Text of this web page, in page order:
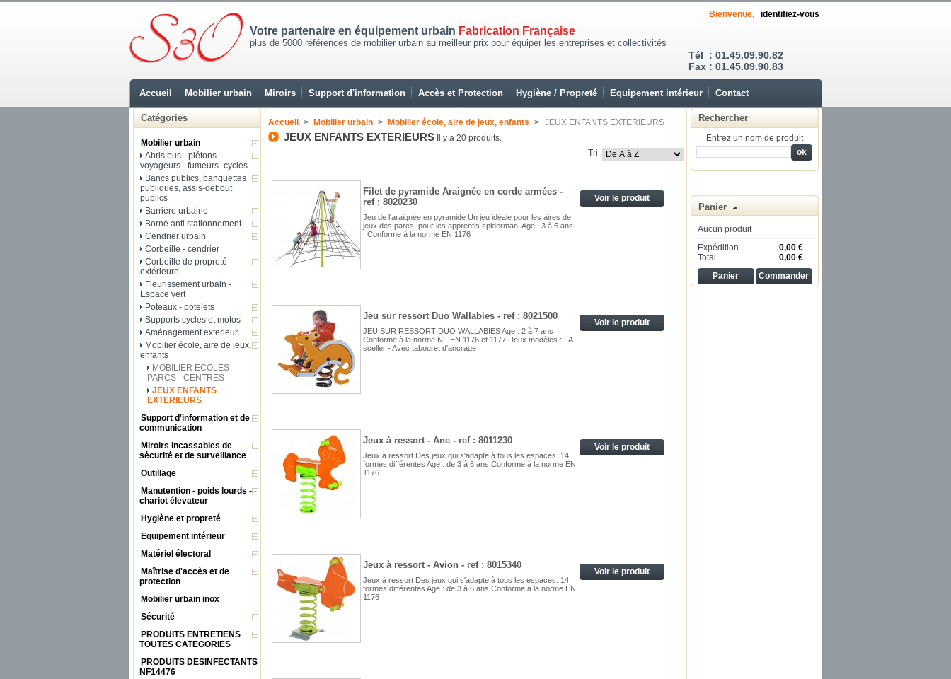
Votre partenaire en équipement urbain Fabrication Française
plus de 5000 références de mobilier urbain au meilleur prix pour équiper les entreprises et collectivités
Tél : 01.45.09.90.82
Fax : 01.45.09.90.83
Bienvenue, identifiez-vous
Accueil Mobilier urbain Miroirs Support d'information Accès et Protection Hygiène / Propreté Equipement intérieur Contact
Catégories
Mobilier urbain
Abris bus - piétons -
voyageurs - fumeurs- cycles
Bancs publics, banquettes
publiques, assis-debout
publics
Barrière urbaine
Borne anti stationnement
Cendrier urbain
Corbeille - cendrier
Corbeille de propreté
extérieure
Fleurissement urbain -
Espace vert
Poteaux - potelets
Supports cycles et motos
Aménagement exterieur
Mobilier école, aire de jeux,
enfants
MOBILIER ECOLES -
PARCS - CENTRES
JEUX ENFANTS
EXTERIEURS
Support d'information et de
communication
Miroirs incassables de
sécurité et de surveillance
Outillage
Manutention - poids lourds -
chariot élevateur
Hygiène et propreté
Equipement intérieur
Matériel électoral
Maîtrise d'accès et de
protection
Mobilier urbain inox
Sécurité
PRODUITS ENTRETIENS
TOUTES CATEGORIES
PRODUITS DESINFECTANTS
NF14476
Accueil > Mobilier urbain > Mobilier école, aire de jeux, enfants > JEUX ENFANTS EXTERIEURS
JEUX ENFANTS EXTERIEURS
Il y a 20 produits.
Tri
Filet de pyramide Araignée en corde armées -
ref : 8020230
Jeu de l'araignée en pyramide Un jeu idéale pour les aires de
jeux des parcs, pour les apprentis spiderman. Age : 3 à 6 ans
Conforme à la norme EN 1176
Voir le produit
Jeu sur ressort Duo Wallabies - ref : 8021500
JEU SUR RESSORT DUO WALLABIES Age : 2 à 7 ans
Conforme à la norme NF EN 1176 et 1177 Deux modèles : - A
sceller - Avec tabouret d'ancrage
Voir le produit
Jeux à ressort - Ane - ref : 8011230
Jeux à ressort Des jeux qui s'adapte à tous les espaces. 14
formes différentes Age : de 3 à 6 ans.Conforme à la norme EN
1176
Voir le produit
Jeux à ressort - Avion - ref : 8015340
Jeux à ressort Des jeux qui s'adapte à tous les espaces. 14
formes différentes Age : de 3 à 6 ans.Conforme à la norme EN
1176
Voir le produit
Rechercher
Entrez un nom de produit
Panier
Aucun produit
Expédition
0,00 €
Total
0,00 €
Panier
Commander